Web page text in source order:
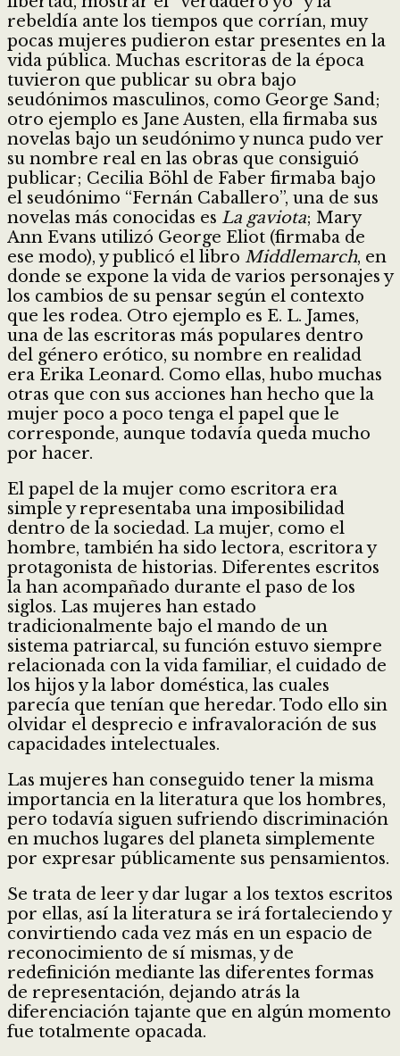
rebeldía ante los tiempos que corrían, muy
pocas mujeres pudieron estar presentes en la
vida pública. Muchas escritoras de la época
tuvieron que publicar su obra bajo
seudónimos masculinos, como George Sand;
otro ejemplo es Jane Austen, ella firmaba sus
novelas bajo un seudónimo y nunca pudo ver
su nombre real en las obras que consiguió
publicar; Cecilia Böhl de Faber firmaba bajo
el seudónimo “Fernán Caballero”, una de sus
novelas más conocidas es La gaviota; Mary
Ann Evans utilizó George Eliot (firmaba de
ese modo), y publicó el libro Middlemarch, en
donde se expone la vida de varios personajes y
los cambios de su pensar según el contexto
que les rodea. Otro ejemplo es E. L. James,
una de las escritoras más populares dentro
del género erótico, su nombre en realidad
era Erika Leonard. Como ellas, hubo muchas
otras que con sus acciones han hecho que la
mujer poco a poco tenga el papel que le
corresponde, aunque todavía queda mucho
por hacer.
El papel de la mujer como escritora era
simple y representaba una imposibilidad
dentro de la sociedad. La mujer, como el
hombre, también ha sido lectora, escritora y
protagonista de historias. Diferentes escritos
la han acompañado durante el paso de los
siglos. Las mujeres han estado
tradicionalmente bajo el mando de un
sistema patriarcal, su función estuvo siempre
relacionada con la vida familiar, el cuidado de
los hijos y la labor doméstica, las cuales
parecía que tenían que heredar. Todo ello sin
olvidar el desprecio e infravaloración de sus
capacidades intelectuales.
Las mujeres han conseguido tener la misma
importancia en la literatura que los hombres,
pero todavía siguen sufriendo discriminación
en muchos lugares del planeta simplemente
por expresar públicamente sus pensamientos.
Se trata de leer y dar lugar a los textos escritos
por ellas, así la literatura se irá fortaleciendo y
convirtiendo cada vez más en un espacio de
reconocimiento de sí mismas, y de
redefinición mediante las diferentes formas
de representación, dejando atrás la
diferenciación tajante que en algún momento
fue totalmente opacada.